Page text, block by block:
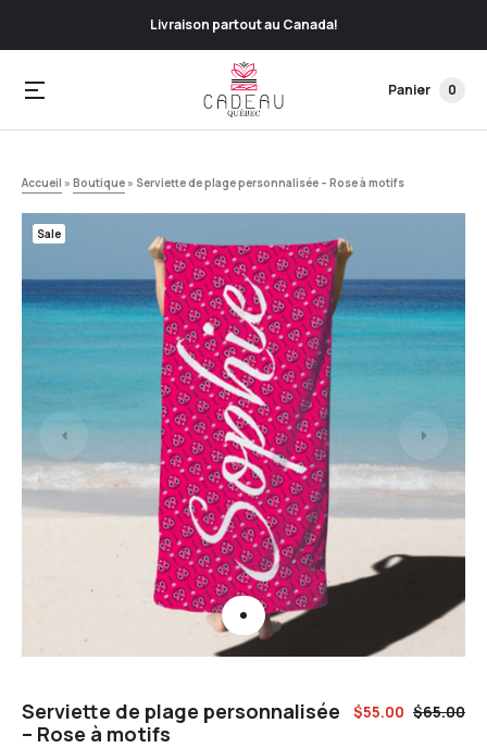
Livraison partout au Canada!
Panier 0
Accueil » Boutique » Serviette de plage personnalisée – Rose à motifs
Sale
Serviette de plage personnalisée
– Rose à motifs
$65.00
$55.00